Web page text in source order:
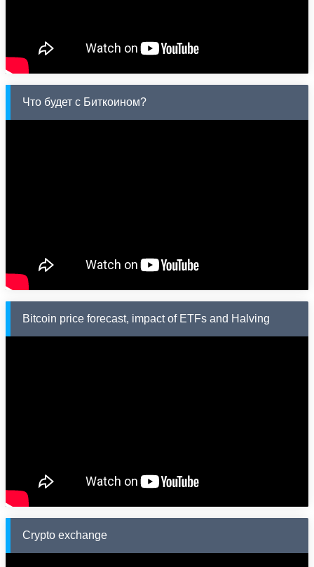
Что будет с Биткоином?
Bitcoin price forecast, impact of ETFs and Halving
Crypto exchange